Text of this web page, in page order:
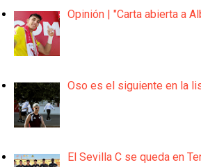
Opinión | "Carta abierta a
Oso es el siguiente en la
El Sevilla C se queda en